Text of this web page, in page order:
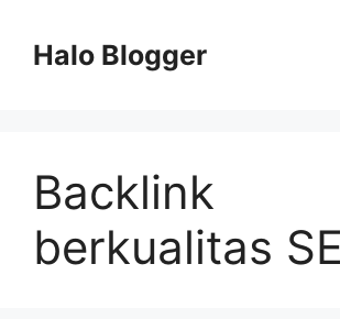
contentHalo Blogger
Backlink
berkualitas